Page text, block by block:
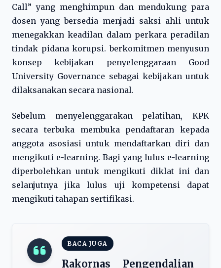
Call” yang menghimpun dan mendukung para
dosen yang bersedia menjadi saksi ahli untuk
menegakkan keadilan dalam perkara peradilan
tindak pidana korupsi. berkomitmen menyusun
konsep kebijakan penyelenggaraan Good
University Governance sebagai kebijakan untuk
dilaksanakan secara nasional.
Sebelum menyelenggarakan pelatihan, KPK
secara terbuka membuka pendaftaran kepada
anggota asosiasi untuk mendaftarkan diri dan
mengikuti e-learning. Bagi yang lulus e-learning
diperbolehkan untuk mengikuti diklat ini dan
selanjutnya jika lulus uji kompetensi dapat
mengikuti tahapan sertifikasi.
BACA JUGA
Rakornas Pengendalian